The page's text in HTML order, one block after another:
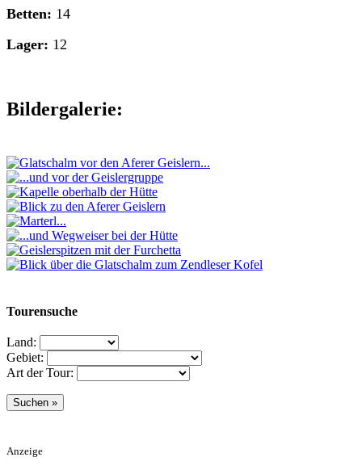
Betten: 14
Lager: 12
Bildergalerie:
Tourensuche
Land:
Gebiet:
Art der Tour:
Anzeige